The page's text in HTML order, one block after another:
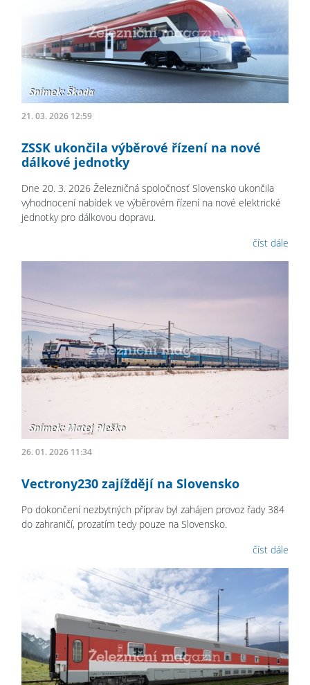
21. 03. 2026 12:59
ZSSK ukončila výběrové řízení na nové
dálkové jednotky
Dne 20. 3. 2026 Železničná spoločnosť Slovensko ukončila
vyhodnocení nabídek ve výběrovém řízení na nové elektrické
jednotky pro dálkovou dopravu.
číst dále
26. 01. 2026 11:34
Vectrony230 zajíždějí na Slovensko
Po dokončení nezbytných příprav byl zahájen provoz řady 384
do zahraničí, prozatím tedy pouze na Slovensko.
číst dále